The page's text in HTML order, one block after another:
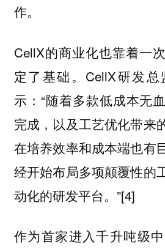
作。
CellX的商业化也靠着一
定了基础。CellX研发
示：“随着多款低成本无
完成，以及工艺优化带来
在培养效率和成本端也有
经开始布局多项颠覆性的
动化的研发平台。”[4]
作为首家进入千升吨级